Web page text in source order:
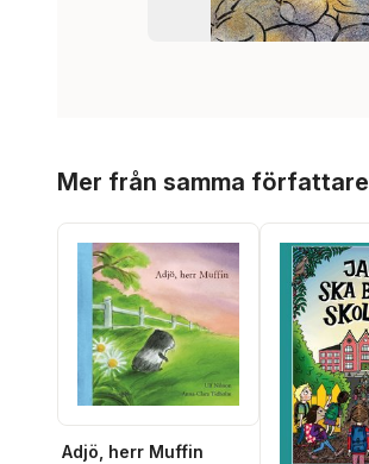
Mer från samma författare
Adjö, herr Muffin